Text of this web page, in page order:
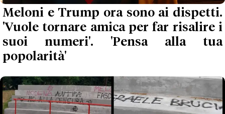
Meloni e Trump ora sono ai dispetti.
'Vuole tornare amica per far risalire i
suoi numeri'. 'Pensa alla tua
popolarità'